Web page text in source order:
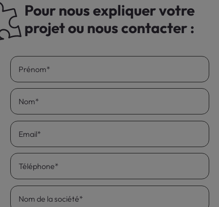
Pour nous expliquer votre
projet ou nous contacter :